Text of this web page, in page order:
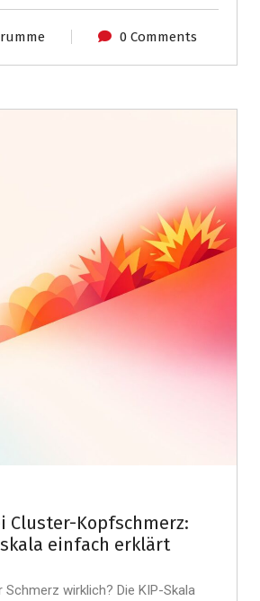
0 Comments
Cluster-Kopfschmerz:
einfach erklärt
wirklich? Die KIP-Skala